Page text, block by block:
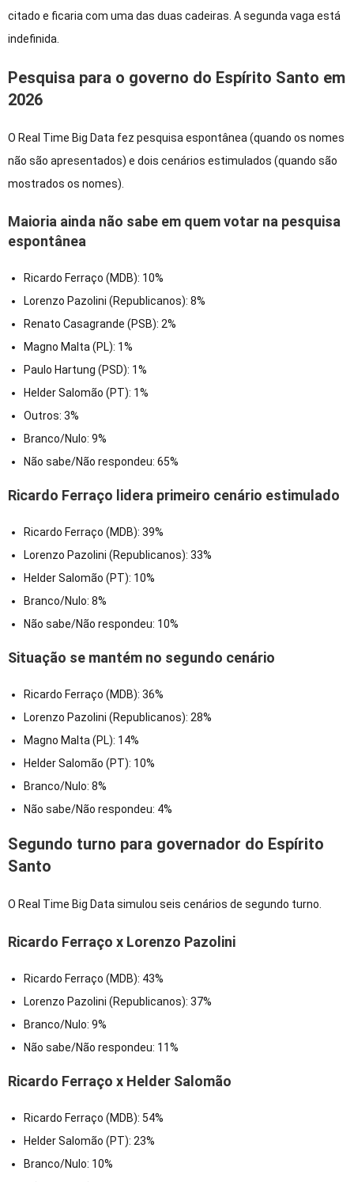
citado e ficaria com uma das duas cadeiras. A segunda vaga está
indefinida.
Pesquisa para o governo do Espírito Santo em
2026
O Real Time Big Data fez pesquisa espontânea (quando os nomes
não são apresentados) e dois cenários estimulados (quando são
mostrados os nomes).
Maioria ainda não sabe em quem votar na pesquisa
espontânea
Ricardo Ferraço (MDB): 10%
Lorenzo Pazolini (Republicanos): 8%
Renato Casagrande (PSB): 2%
Magno Malta (PL): 1%
Paulo Hartung (PSD): 1%
Helder Salomão (PT): 1%
Outros: 3%
Branco/Nulo: 9%
Não sabe/Não respondeu: 65%
Ricardo Ferraço lidera primeiro cenário estimulado
Ricardo Ferraço (MDB): 39%
Lorenzo Pazolini (Republicanos): 33%
Helder Salomão (PT): 10%
Branco/Nulo: 8%
Não sabe/Não respondeu: 10%
Situação se mantém no segundo cenário
Ricardo Ferraço (MDB): 36%
Lorenzo Pazolini (Republicanos): 28%
Magno Malta (PL): 14%
Helder Salomão (PT): 10%
Branco/Nulo: 8%
Não sabe/Não respondeu: 4%
Segundo turno para governador do Espírito
Santo
O Real Time Big Data simulou seis cenários de segundo turno.
Ricardo Ferraço x Lorenzo Pazolini
Ricardo Ferraço (MDB): 43%
Lorenzo Pazolini (Republicanos): 37%
Branco/Nulo: 9%
Não sabe/Não respondeu: 11%
Ricardo Ferraço x Helder Salomão
Ricardo Ferraço (MDB): 54%
Helder Salomão (PT): 23%
Branco/Nulo: 10%